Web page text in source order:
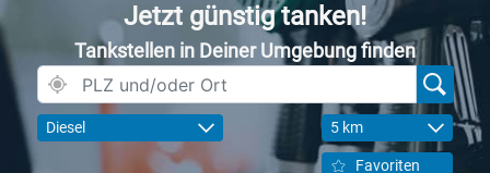
Jetzt günstig tanken!
Tankstellen in Deiner Umgebung finden
Diesel 5 km
Favoriten